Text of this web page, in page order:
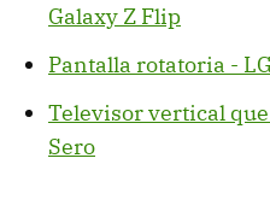
Galaxy Z Flip
Pantalla rotatoria -
Televisor vertical
Sero